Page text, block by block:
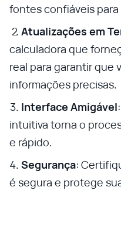
fontes confiáveis para
Atualizações em
calculadora que
real para garantir que
informações precisas.
Interface Amigável
intuitiva torna o
e rápido.
Segurança:
é segura e protege